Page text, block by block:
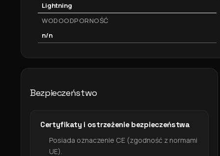
Lightning
WODOODPORNOŚĆ
n/n
Bezpieczeństwo
Certyfikaty i ostrzeżenie bezpieczeństwa
Posiada oznaczenie CE (zgodność z normami
UE).